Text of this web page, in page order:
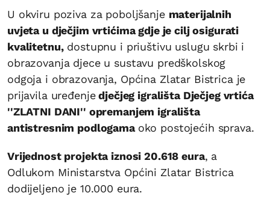
U okviru poziva za poboljšanje materijalnih
uvjeta u dječjim vrtićima gdje je cilj osigurati
kvalitetnu,dostupnu i priuštivu uslugu skrbi i
obrazovanja djece u sustavu predškolskog
odgoja i obrazovanja, Općina Zlatar Bistrica je
prijavila uređenjedječjeg igrališta Dječjeg vrtića
''ZLATNI DANI'' opremanjem igrališta
antistresnim podlogama oko postojećih sprava.
Vrijednost projekta iznosi 20.618 eura, a
Odlukom Ministarstva Općini Zlatar Bistrica
dodijeljeno je 10.000 eura.